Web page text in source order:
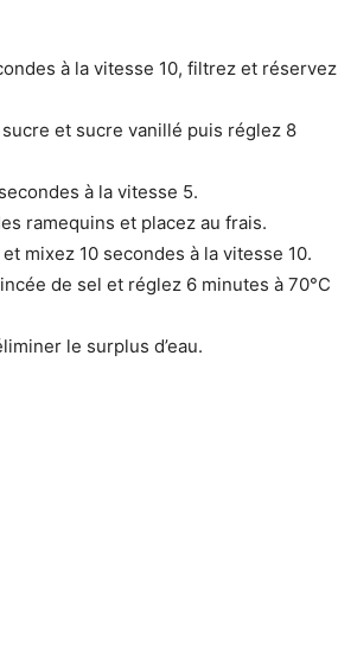
à la vitesse 10, filtrez et réservez
et sucre vanillé puis réglez 8
à la vitesse 5.
ramequins et placez au frais.
mixez 10 secondes à la vitesse 10.
de sel et réglez 6 minutes à 70°C
le surplus d’eau.